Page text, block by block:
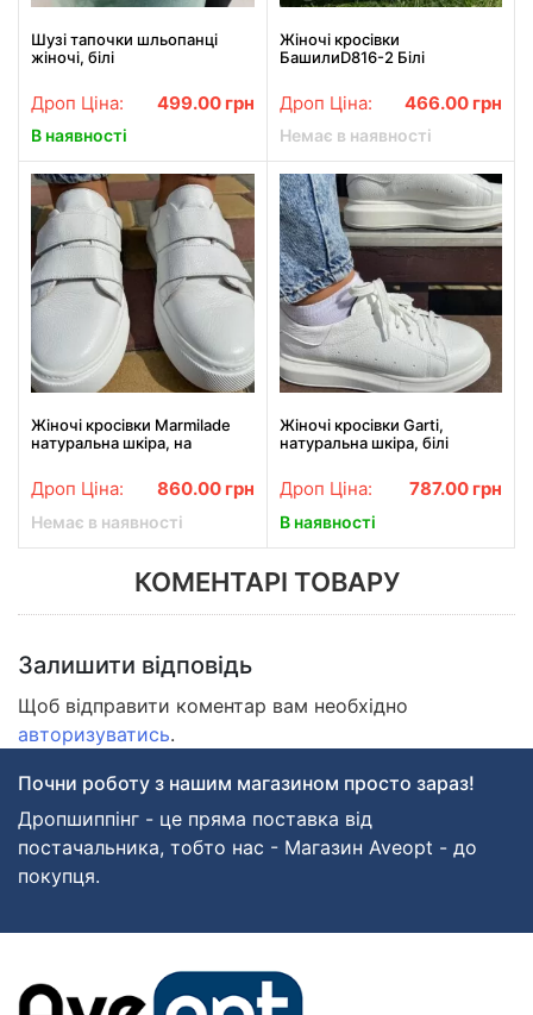
Шузі тапочки шльопанці
жіночі, білі
Дроп Ціна: 499.00 грн
В наявності
Жіночі кросівки
БашилиD816-2 Білі
Дроп Ціна: 466.00 грн
Немає в наявності
Жіночі кросівки Marmilade
натуральна шкіра, на
Дроп Ціна: 860.00 грн
Немає в наявності
Жіночі кросівки Garti,
натуральна шкіра, білі
Дроп Ціна: 787.00 грн
В наявності
КОМЕНТАРІ ТОВАРУ
Залишити відповідь
Щоб відправити коментар вам необхідно
авторизуватись.
Почни роботу з нашим магазином просто зараз!
Дропшиппінг - це пряма поставка від
постачальника, тобто нас - Магазин Aveopt - до
покупця.